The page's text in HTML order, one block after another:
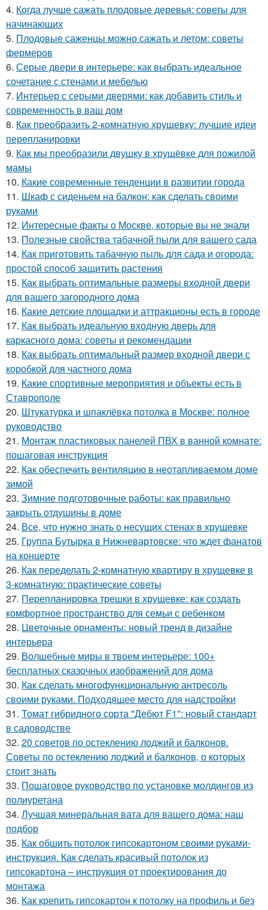
4. Когда лучше сажать плодовые деревья: советы для
начинающих
5. Плодовые саженцы можно сажать и летом: советы
фермеров
6. Серые двери в интерьере: как выбрать идеальное
сочетание с стенами и мебелью
7. Интерьер с серыми дверями: как добавить стиль и
современность в ваш дом
8. Как преобразить 2-комнатную хрущевку: лучшие идеи
перепланировки
9. Как мы преобразили двушку в хрущёвке для пожилой
мамы
10. Какие современные тенденции в развитии города
11. Шкаф с сиденьем на балкон: как сделать своими
руками
12. Интересные факты о Москве, которые вы не знали
13. Полезные свойства табачной пыли для вашего сада
14. Как приготовить табачную пыль для сада и огорода:
простой способ защитить растения
15. Как выбрать оптимальные размеры входной двери
для вашего загородного дома
16. Какие детские площадки и аттракционы есть в городе
17. Как выбрать идеальную входную дверь для
каркасного дома: советы и рекомендации
18. Как выбрать оптимальный размер входной двери с
коробкой для частного дома
19. Какие спортивные мероприятия и объекты есть в
Ставрополе
20. Штукатурка и шпаклёвка потолка в Москве: полное
руководство
21. Монтаж пластиковых панелей ПВХ в ванной комнате:
пошаговая инструкция
22. Как обеспечить вентиляцию в неотапливаемом доме
зимой
23. Зимние подготовочные работы: как правильно
закрыть отдушины в доме
24. Все, что нужно знать о несущих стенах в хрущевке
25. Группа Бутырка в Нижневартовске: что ждет фанатов
на концерте
26. Как переделать 2-комнатную квартиру в хрущевке в
3-комнатную: практические советы
27. Перепланировка трешки в хрущевке: как создать
комфортное пространство для семьи с ребенком
28. Цветочные орнаменты: новый тренд в дизайне
интерьера
29. Волшебные миры в твоем интерьере: 100+
бесплатных сказочных изображений для дома
30. Как сделать многофункциональную антресоль
своими руками. Подходящее место для надстройки
31. Томат гибридного сорта "Дебют F1": новый стандарт
в садоводстве
32. 20 советов по остеклению лоджий и балконов.
Советы по остеклению лоджий и балконов, о которых
стоит знать
33. Пошаговое руководство по установке молдингов из
полиуретана
34. Лучшая минеральная вата для вашего дома: наш
подбор
35. Как обшить потолок гипсокартоном своими руками-
инструкция. Как сделать красивый потолок из
гипсокартона – инструкция от проектирования до
монтажа
36. Как крепить гипсокартон к потолку на профиль и без